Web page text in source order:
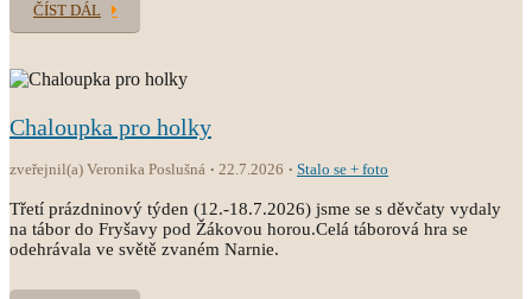
ČÍST DÁL
Chaloupka pro holky
zveřejnil(a) Veronika Poslušná 22.7.2026 Stalo se + foto
Třetí prázdninový týden (12.-18.7.2026) jsme se s děvčaty vydaly
na tábor do Fryšavy pod Žákovou horou.Celá táborová hra se
odehrávala ve světě zvaném Narnie.